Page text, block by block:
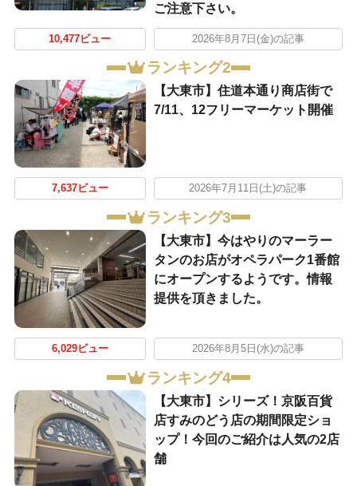
ご注意下さい。
10,477ビュー 2026年8月7日(金)の記事
ランキング2
【大東市】住道本通り商店街で
7/11、12フリーマーケット開催
7,637ビュー 2026年7月11日(土)の記事
ランキング3
【大東市】今はやりのマーラー
タンのお店がオペラパーク1番館
にオープンするようです。情報
提供を頂きました。
6,029ビュー 2026年8月5日(水)の記事
ランキング4
【大東市】シリーズ！京阪百貨
店すみのどう店の期間限定ショ
ップ！今回のご紹介は人気の2店
舗